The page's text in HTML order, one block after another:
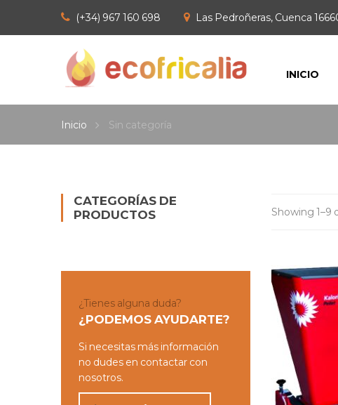
(+34) 967 160 698 Las Pedroñeras, Cuenca
INICIO
Inicio Sin categoría
Showing 1–9
CATEGORÍAS DE
PRODUCTOS
¿Tienes alguna duda?
¿PODEMOS AYUDARTE?
Si necesitas más información
no dudes en contactar con
nosotros.